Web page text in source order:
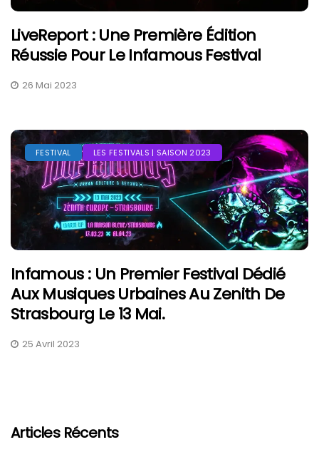
LiveReport : Une Première Édition
Réussie Pour Le Infamous Festival
26 Mai 2023
FESTIVAL LES FESTIVALS | SAISON 2023
Infamous : Un Premier Festival Dédié
Aux Musiques Urbaines Au Zenith De
Strasbourg Le 13 Mai.
25 Avril 2023
Articles Récents